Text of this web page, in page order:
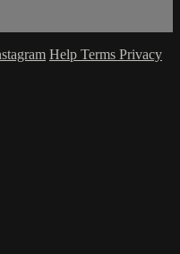
Help Terms Privacy